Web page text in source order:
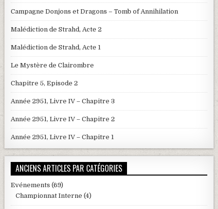
Campagne Donjons et Dragons – Tomb of Annihilation
Malédiction de Strahd, Acte 2
Malédiction de Strahd, Acte 1
Le Mystère de Clairombre
Chapitre 5, Episode 2
Année 2951, Livre IV – Chapitre 3
Année 2951, Livre IV – Chapitre 2
Année 2951, Livre IV – Chapitre 1
ANCIENS ARTICLES PAR CATÉGORIES
Evénements (69)
Championnat Interne (4)